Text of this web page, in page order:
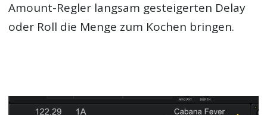
Amount-Regler langsam gesteigerten Delay
oder Roll die Menge zum Kochen bringen.